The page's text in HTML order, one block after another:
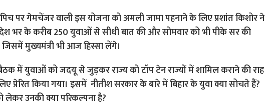
पर गेमचेंजर वाली इस योजना को अमली जामा पहनाने के लिए प्रशांत किशोर ने
भर के करीब 250 युवाओं से सीधी बात की और सोमवार को भी पीके सर की
मुख्यमंत्री भी आज हिस्सा लेंगे।
में युवाओं को जदयू से जुड़कर राज्य को टॉप टेन राज्यों में शामिल कराने की राह
प्रेरित किया गया। इसमें नीतीश सरकार के बारे में बिहार के युवा क्या सोचते हैं?
लेकर उनकी क्या परिकल्पना है?